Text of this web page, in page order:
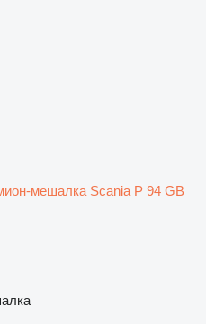
мешалка Scania P 94 GB